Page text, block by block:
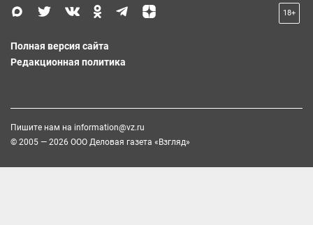
18+
Полная версия сайта
Редакционная политика
Пишите нам на information@vz.ru
© 2005 — 2026 ООО Деловая газета «Взгляд»